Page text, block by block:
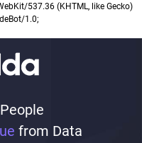
from Data
537.36 (KHTML, like Gecko)
1.0;